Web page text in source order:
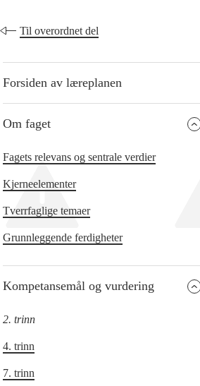
Til overordnet del
Forsiden av læreplanen
Om faget
Fagets relevans og sentrale verdier
Kjerneelementer
Tverrfaglige temaer
Grunnleggende ferdigheter
Kompetansemål og vurdering
2. trinn
4. trinn
7. trinn